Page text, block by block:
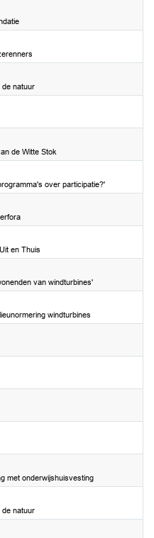
de natuur
de Witte Stok
over participatie?'
en Thuis
van windturbines'
windturbines
met onderwijshuisvesting
de natuur